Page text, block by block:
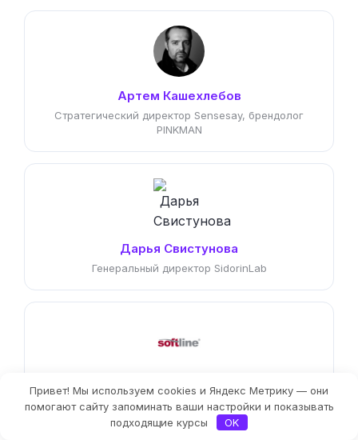
Артем Кашехлебов
Стратегический директор Sensesay, брендолог
PINKMAN
Дарья Свистунова
Генеральный директор SidorinLab
Яна Куренчанина
Бизнес-аналитик, менеджер по качеству,
организационный консультант
Привет! Мы используем cookies и Яндекс Метрику — они
помогают сайту запоминать ваши настройки и показывать
подходящие курсы
OK
Фильтры